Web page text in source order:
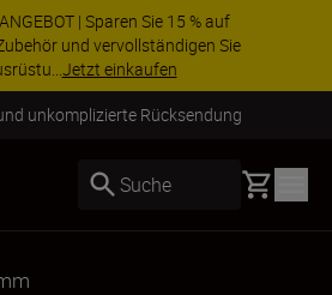
| Sparen Sie 15 % auf
und vervollständigen Sie
Jetzt einkaufen
unkomplizierte Rücksendung
Suche Basket